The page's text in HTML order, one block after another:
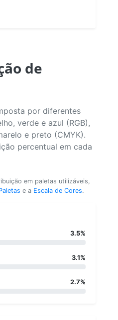
de
por diferentes
verde e azul (RGB),
e preto (CMYK).
percentual em cada
em paletas utilizáveis,
e a Escala de Cores.
3.5%
3.1%
2.7%